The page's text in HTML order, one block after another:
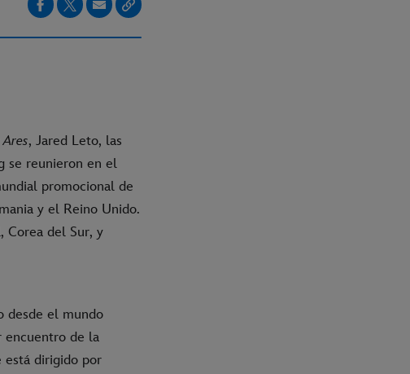
, Jared Leto, las
se reunieron en el
promocional de
y el Reino Unido.
Corea del Sur, y
desde el mundo
encuentro de la
está dirigido por